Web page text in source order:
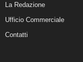
La Redazione
Ufficio Commerciale
Contatti